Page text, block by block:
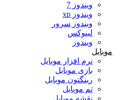
ویندوز 7
ویندوز xp
ویندوز سرور
لینوکس
ویندوز
نرم افزار موبایل
بازی موبایل
رینگتون موبایل
تم موبایل
نقشه موبایل